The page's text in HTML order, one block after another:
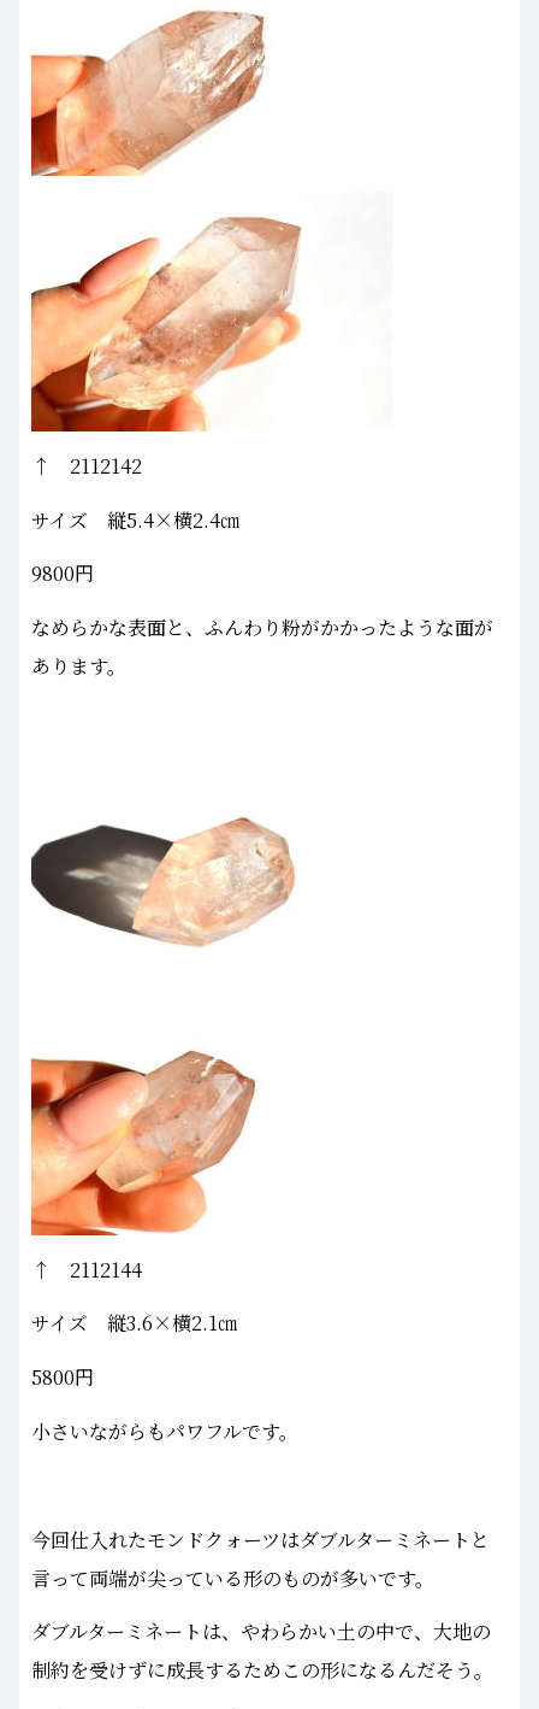
↑ 2112142
サイズ 縦5.4×横2.4㎝
9800円
なめらかな表面と、ふんわり粉がかかったような面が
あります。
↑ 2112144
サイズ 縦3.6×横2.1㎝
5800円
小さいながらもパワフルです。
今回仕入れたモンドクォーツはダブルターミネートと
言って両端が尖っている形のものが多いです。
ダブルターミネートは、やわらかい土の中で、大地の
制約を受けずに成長するためこの形になるんだそう。